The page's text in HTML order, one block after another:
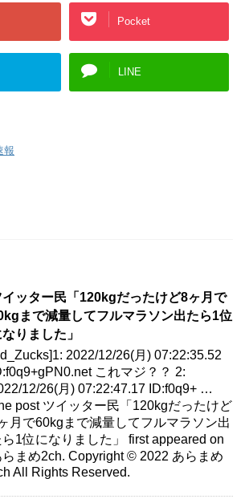
Pocket
LINE
報
イッター民「120kgだったけど8ヶ月で
まで減量してフルマラソン出たら1位
りました」
2022/12/26(月) 07:22:35.52
これマジ？？ 2:
12/26(月) 07:22:47.17 ID:f0q9+ …
post ツイッター民「120kgだったけど
月で60kgまで減量してフルマラソン出
ら1位になりました」 first appeared on
らまめ2ch. Copyright © 2022 あらまめ
All Rights Reserved.